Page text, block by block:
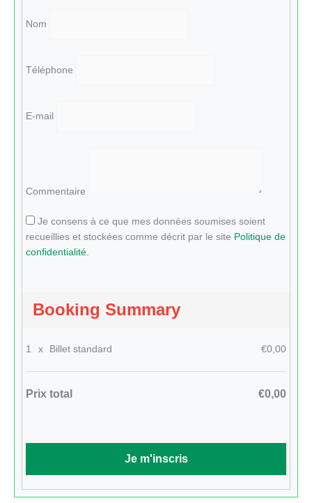
Nom
Téléphone
E-mail
Commentaire
Je consens à ce que mes données soumises soient
recueillies et stockées comme décrit par le site Politique de
confidentialité.
Booking Summary
1 x Billet standard €0,00
Prix total €0,00